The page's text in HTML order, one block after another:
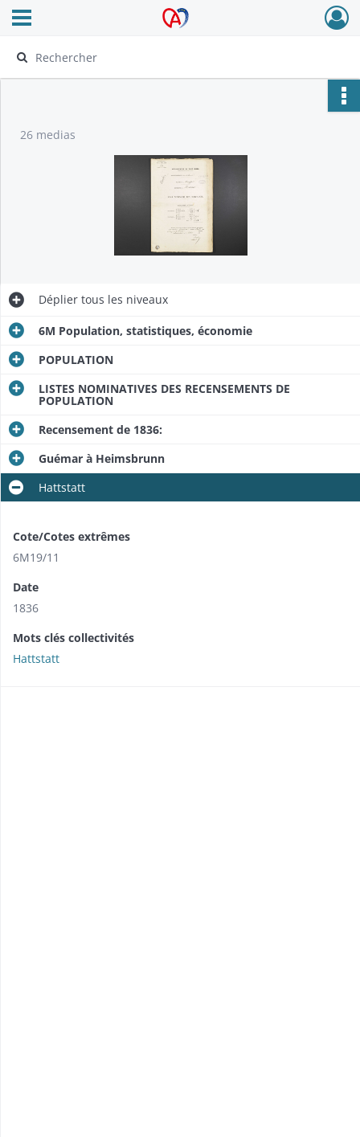
Archives Alsace - Colmar
Ouvrir le menu déroulant
26 medias
Déplier tous les niveaux
6M Population, statistiques, économie
POPULATION
LISTES NOMINATIVES DES RECENSEMENTS DE
POPULATION
Recensement de 1836:
Guémar à Heimsbrunn
Hattstatt
Cote/Cotes extrêmes
6M19/11
Date
1836
Mots clés collectivités
Hattstatt